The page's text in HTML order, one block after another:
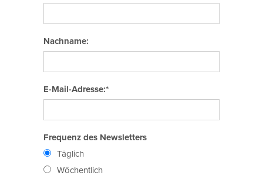
Nachname:
E-Mail-Adresse:*
Frequenz des Newsletters
Täglich
Wöchentlich